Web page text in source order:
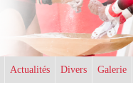
Actualités Divers Galerie